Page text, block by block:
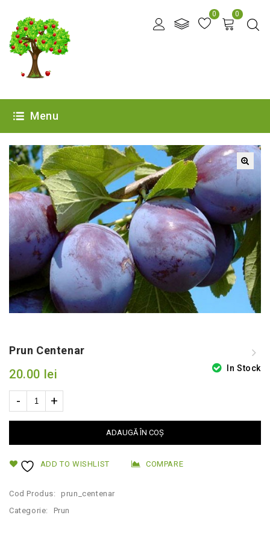
0 0
Menu
Prun Centenar
20.00 lei In Stock
ADAUGĂ ÎN COȘ
ADD TO WISHLIST COMPARE
Cod Produs:
prun_centenar
Categorie:
Prun